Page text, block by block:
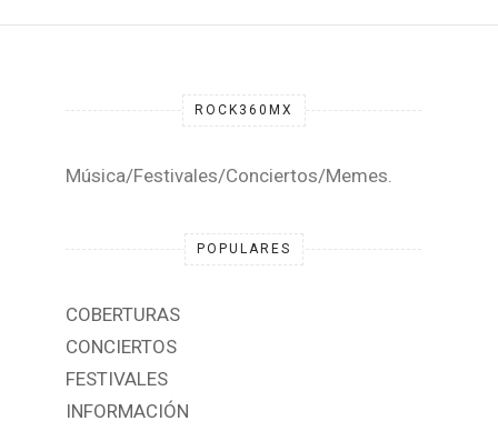
ROCK360MX
Música/Festivales/Conciertos/Memes.
POPULARES
COBERTURAS
CONCIERTOS
FESTIVALES
INFORMACIÓN